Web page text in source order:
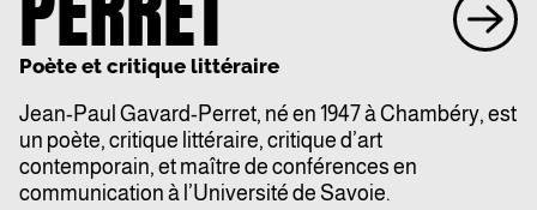
Poète et critique littéraire
Jean-Paul Gavard-Perret, né en 1947 à Chambéry, est
un poète, critique littéraire, critique d’art
contemporain, et maître de conférences en
communication à l’Université de Savoie.